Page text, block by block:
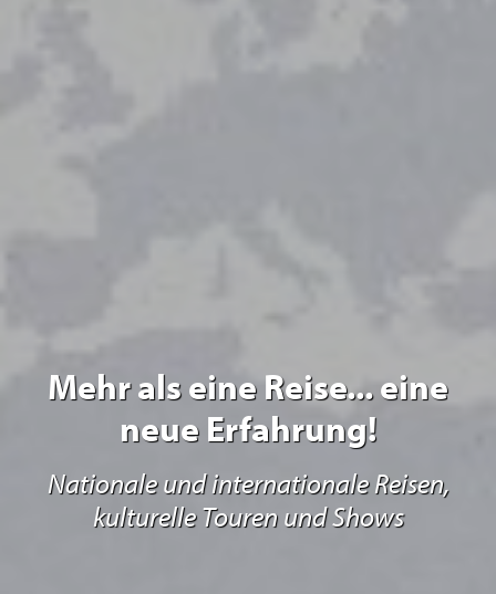
Mehr als eine Reise... eine
neue Erfahrung!
Nationale und internationale Reisen,
kulturelle Touren und Shows